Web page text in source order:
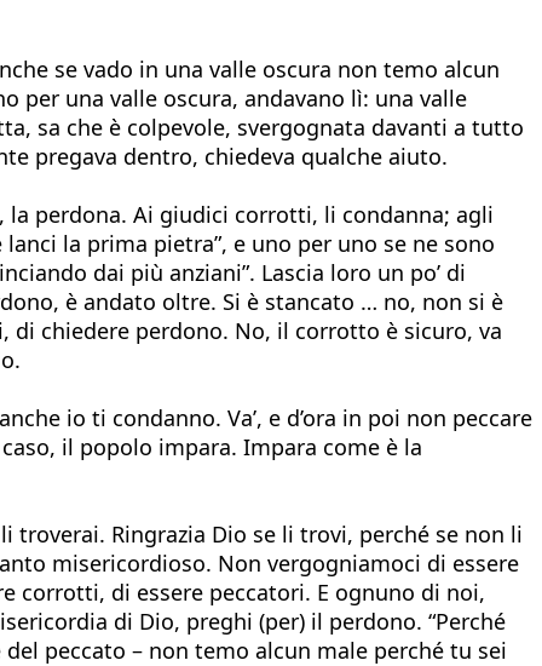
se vado in una valle oscura non temo alcun
per una valle oscura, andavano lì: una valle
sa che è colpevole, svergognata davanti a tutto
pregava dentro, chiedeva qualche aiuto.
la perdona. Ai giudici corrotti, li condanna; agli
la prima pietra”, e uno per uno se ne sono
dai più anziani”. Lascia loro un po’ di
è andato oltre. Si è stancato … no, non si è
di chiedere perdono. No, il corrotto è sicuro, va
io ti condanno. Va’, e d’ora in poi non peccare
il popolo impara. Impara come è la
troverai. Ringrazia Dio se li trovi, perché se non li
misericordioso. Non vergogniamoci di essere
corrotti, di essere peccatori. E ognuno di noi,
di Dio, preghi (per) il perdono. “Perché
peccato – non temo alcun male perché tu sei